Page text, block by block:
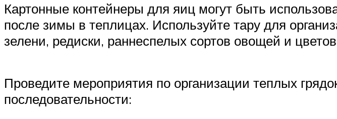
Картонные контейнеры для яиц могут быть
после зимы в теплицах. Используйте тару для
зелени, редиски, раннеспелых сортов овощей и
Проведите мероприятия по организации теплых
последовательности: